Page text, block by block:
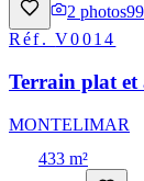
2 photos
Réf.V0014
Terrain plat et
MONTELIMAR
433 m²